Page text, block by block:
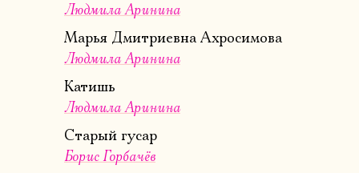
Людмила Аринина
Марья Дмитриевна Ахросимова
Людмила Аринина
Катишь
Людмила Аринина
Старый гусар
Борис Горбачёв